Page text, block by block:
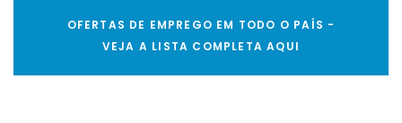
OFERTAS DE EMPREGO EM TODO O PAÍS -
VEJA A LISTA COMPLETA AQUI